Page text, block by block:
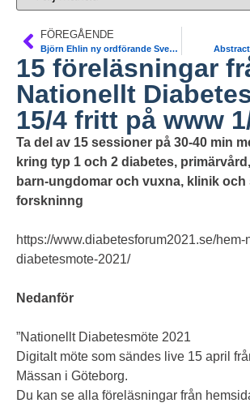
FÖREGÅENDE
Björn Ehlin ny ordförande Svenska Diabetesförbundet patient-organisation
15 föreläsningar
Nationellt
15/4 fritt på www
Ta del av 15 sessioner på 30-40 min
kring typ 1 och 2 diabetes,
barn-ungdomar och vuxna, klinik och
forskninng
https://www.diabetesforum2021.se/hem-
diabetesmote-2021/
Nedanför
”Nationellt Diabetesmöte 2021
Digitalt möte som sändes live 15 april
Mässan i Göteborg.
Du kan se alla föreläsningar från